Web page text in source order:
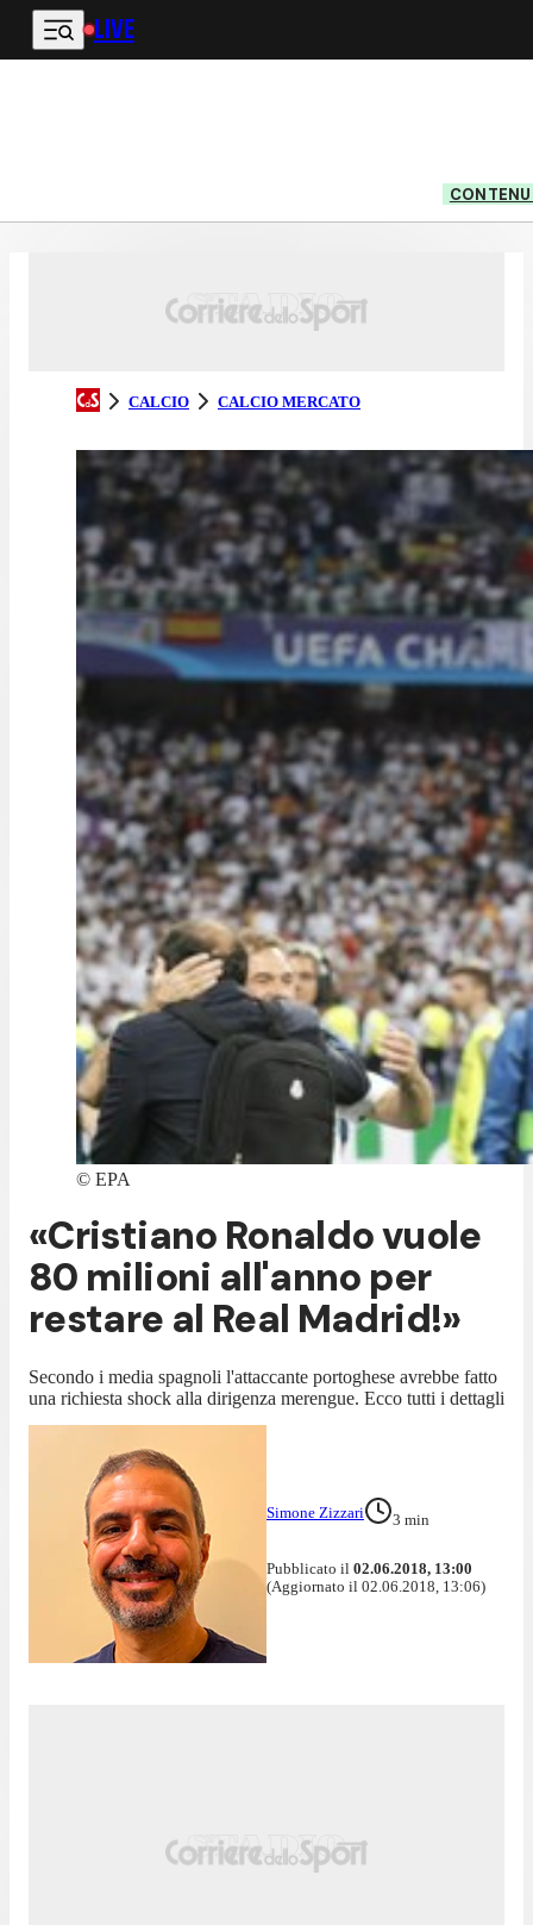
Vai al contenuto principale
LIVE
CALCIO CALCIO MERCATO
© EPA
«Cristiano Ronaldo vuole
80 milioni all'anno per
restare al Real Madrid!»
Secondo i media spagnoli l'attaccante portoghese avrebbe fatto
una richiesta shock alla dirigenza merengue. Ecco tutti i dettagli
Simone Zizzari 3 min
Pubblicato il 02.06.2018, 13:00
(Aggiornato il 02.06.2018, 13:06)